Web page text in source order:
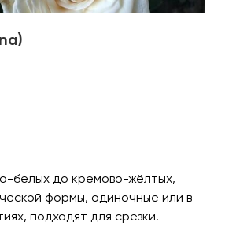
белых до кремово-жёлтых,
формы, одиночные или в
подходят для срезки.